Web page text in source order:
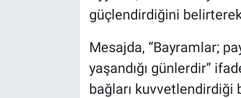
güçlendirdiğini
Mesajda, “Bayramlar;
yaşandığı günlerdir”
bağları kuvvetlendirdiği